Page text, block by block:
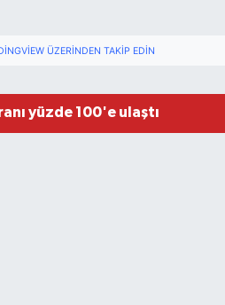
ÜZERINDEN TAKIP EDIN
yüzde 100'e ulaştı